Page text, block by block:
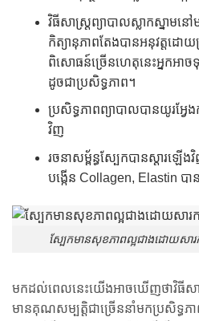
វិធីសាស្រ្តព្យាបាលស្លាកស្នាម
កិត្យានុភាពតែងបានអនុវត្តដោ
ពិសោធន៍ច្រើនហេតុនេះអ្នកអាច
ដូចជាប្រសិទ្ធភាព។
ប្រសិទ្ធភាពព្យាបាលបានយូរអ្វ
វិញ
រចនាសម្ព័ន្ធស្បែកបានស្ដារឡ
បង្កើន Collagen, Elastin បា
ស្បែកមានសុខភាពល្អជាងដោយសារ
មកដល់ពេលនេះយើងអាចឃើញថាវិធីសាស្
មានគុណសម្បត្តិជាច្រើននាំមកប្រសិទ្ធ